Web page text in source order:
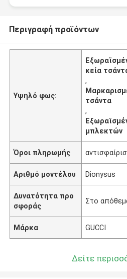
Περιγραφή προϊόντων
Υψηλό φως:
κεία
,
τσάντα
,
μπλεκτών
Όροι πληρωμής
Αριθμό μοντέλου Dionysus
Δυνατότητα προ
σφοράς
Στο
Μάρκα GUCCI
Δείτε